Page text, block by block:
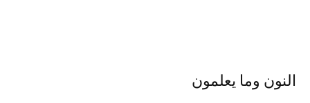
النون وما يعلمون